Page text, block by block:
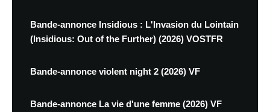
Bande-annonce Insidious : L'Invasion du Lointain
(Insidious: Out of the Further) (2026) VOSTFR
Bande-annonce violent night 2 (2026) VF
Bande-annonce La vie d'une femme (2026) VF